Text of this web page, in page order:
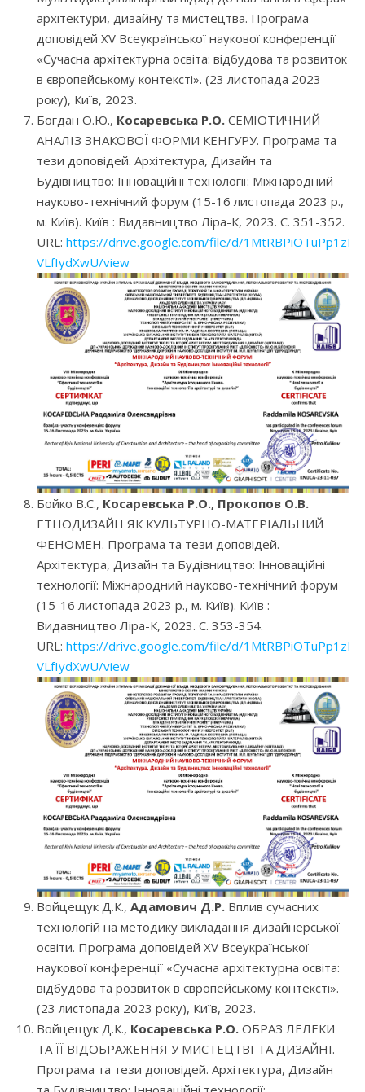
архітектури, дизайну та мистецтва. Програма
доповідей XV Всеукраїнської наукової конференції
«Сучасна архітектурна освіта: відбудова та розвиток
в європейському контексті». (23 листопада 2023
року), Київ, 2023.
Богдан О.Ю., Косаревська Р.О. СЕМІОТИЧНИЙ
АНАЛІЗ ЗНАКОВОЇ ФОРМИ КЕНГУРУ. Програма та
тези доповідей. Архітектура, Дизайн та
Будівництво: Інноваційні технології: Міжнародний
науково-технічний форум (15-16 листопада 2023 р.,
м. Київ). Київ : Видавництво Ліра-К, 2023. С. 351-352.
URL: https://drive.google.com/file/d/
VLfIydXwU/view
Бойко В.С., Косаревська Р.О., Прокопов О.В.
ЕТНОДИЗАЙН ЯК КУЛЬТУРНО-МАТЕРІАЛЬНИЙ
ФЕНОМЕН. Програма та тези доповідей.
Архітектура, Дизайн та Будівництво: Інноваційні
технології: Міжнародний науково-технічний форум
(15-16 листопада 2023 р., м. Київ). Київ :
Видавництво Ліра-К, 2023. С. 353-354.
URL: https://drive.google.com/file/d/
VLfIydXwU/view
Войцещук Д.К., Адамович Д.Р. Вплив сучасних
технологій на методику викладання дизайнерської
освіти. Програма доповідей XV Всеукраїнської
наукової конференції «Сучасна архітектурна освіта:
відбудова та розвиток в європейському контексті».
(23 листопада 2023 року), Київ, 2023.
Войцещук Д.К., Косаревська Р.О. ОБРАЗ ЛЕЛЕКИ
ТА ЇЇ ВІДОБРАЖЕННЯ У МИСТЕЦТВІ ТА ДИЗАЙНІ.
Програма та тези доповідей. Архітектура, Дизайн